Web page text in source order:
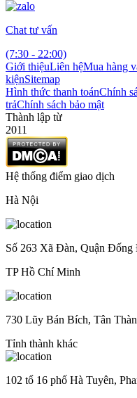
Chat tư vấn
(7:30 - 22:00)
Giới thiệuLiên hệMua hàng
kiệnSitemap
Hình thức thanh toánChính
trảChính sách bảo mật
Thành lập từ
2011
Hệ thống điểm giao dịch
Hà Nội
Số 263 Xã Đàn, Quận Đống
TP Hồ Chí Minh
730 Lũy Bán Bích, Tân
Tỉnh thành khác
102 tổ 16 phố Hà Tuyên,